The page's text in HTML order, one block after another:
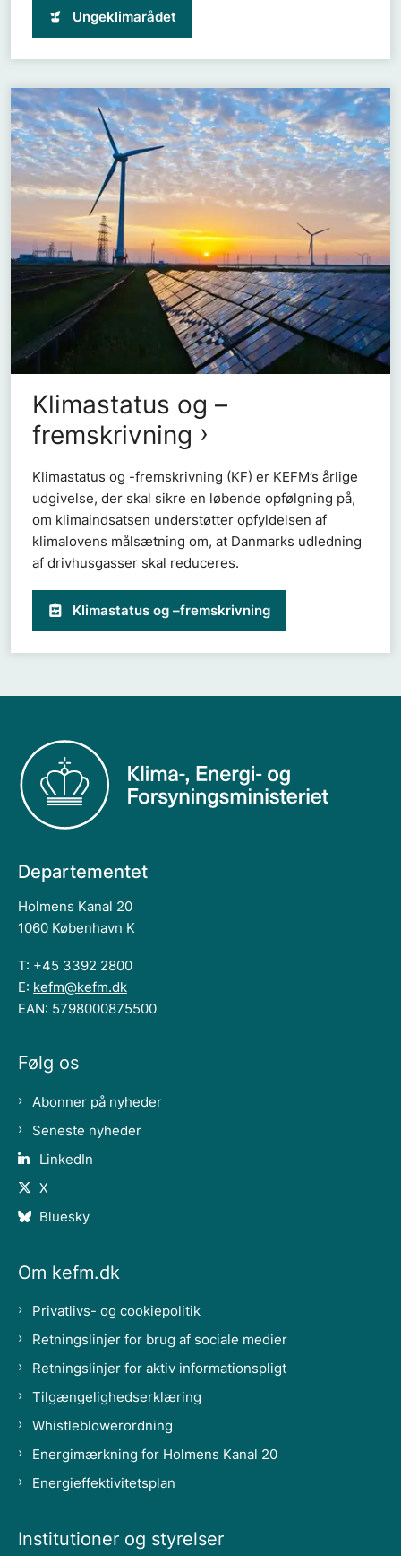
Ungeklimarådet
Klimastatus og –
fremskrivning
Klimastatus og -fremskrivning (KF) er KEFM’s årlige
udgivelse, der skal sikre en løbende opfølgning på,
om klimaindsatsen understøtter opfyldelsen af
klimalovens målsætning om, at Danmarks udledning
af drivhusgasser skal reduceres.
Klimastatus og –fremskrivning
Departementet
Holmens Kanal 20
1060 København K
T: +45 3392 2800
E: kefm@kefm.dk
EAN: 5798000875500
Følg os
Abonner på nyheder
Seneste nyheder
LinkedIn
X
Bluesky
Om kefm.dk
Privatlivs- og cookiepolitik
Retningslinjer for brug af sociale medier
Retningslinjer for aktiv informationspligt
Tilgængelighedserklæring
Whistleblowerordning
Energimærkning for Holmens Kanal 20
Energieffektivitetsplan
Institutioner og styrelser